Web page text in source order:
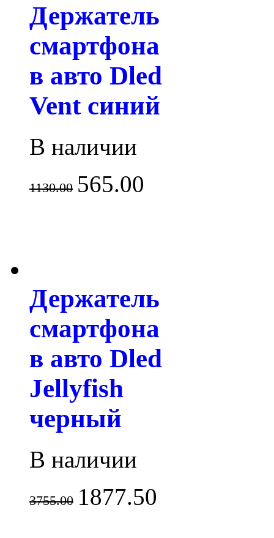
Держатель
смартфона
в авто Dled
Vent синий
В наличии
1130.00 565.00
Держатель
смартфона
в авто Dled
Jellyfish
черный
В наличии
3755.00 1877.50